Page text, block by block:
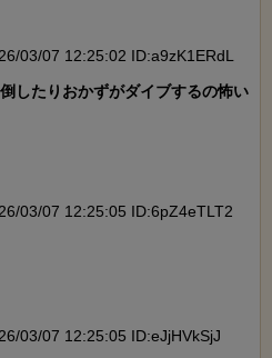
03/07 12:25:02 ID:a9zK1ERdL
したりおかずがダイブするの怖い
03/07 12:25:05 ID:6pZ4eTLT2
03/07 12:25:05 ID:eJjHVkSjJ